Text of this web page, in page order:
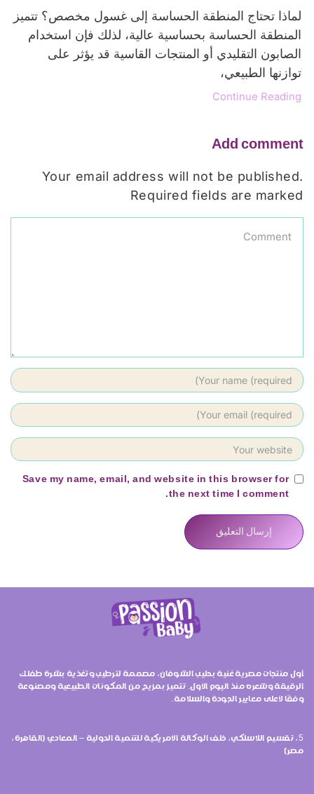
لماذا تحتاج المنطقة الحساسة إلى غسول مخصص؟ تتميز
المنطقة الحساسة بحساسية عالية، لذلك فإن استخدام
الصابون التقليدي أو المنتجات القاسية قد يؤثر على
توازنها الطبيعي،
Continue Reading
Add comment
Your email address will not be published.
Required fields are marked
Save my name, email, and website in this browser for
the next time I comment.
أول منتجات مصرية غنية بحليب الشوفان، مصممة لترطيب وتغذية بشرة طفلك
الرقيقة وشعره منذ اليوم الأول. تتميز بمزيج من المكونات الطبيعية ومصنوعة
وفقًا لأعلى معايير الجودة والسلامة.
5، تقسيم اللاسلكي، خلف الوكالة الأمريكية للتنمية الدولية – المعادي (القاهرة،
مصر)